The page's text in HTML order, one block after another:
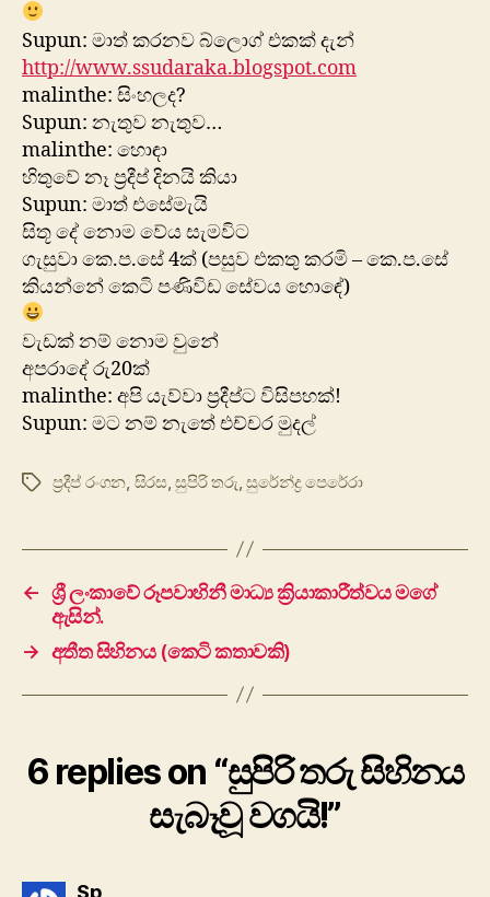
Supun: මාත් කරනව බ්ලොග් එකක් දැන්
http://www.ssudaraka.blogspot.com
malinthe: සිංහලද?
Supun: නැතුව නැතුව…
malinthe: හොඳා
හිතුවේ නෑ ප්‍රදීප් දිනයි කියා
Supun: මාත් එසේමැයි
සිතූ දේ නොම වේය සැමවිට
ගැසුවා කෙ.ප.සේ 4ක් (පසුව එකතු කරමි – කෙ.ප.සේ
කියන්නේ කෙටි පණිවිඩ සේවය හො‍‍ඳේ)
වැඩක් නම් නොම වුනේ
අපරාදේ රු20ක්
malinthe: අපි යැව්වා ප්‍රදීප්ට විසිපහක්!
Supun: මට නම් නැතේ එච්චර මුදල්
Tagsප්‍රදීප් රංගන සිරස ,සුපිරි තරු ,සුරේන්ද්‍ර පෙරේරා
← ශ්‍රී ලංකාවේ රූපවාහිනී මාධ්‍ය ක්‍රියාකාරීත්වය මගේ
ඇසින්.
→ අතීත සිහිනය (කෙටි කතාවකි)
6 replies on “සුපිරි තරු සිහිනය
සැබෑවූ වගයි!”
Spsays: